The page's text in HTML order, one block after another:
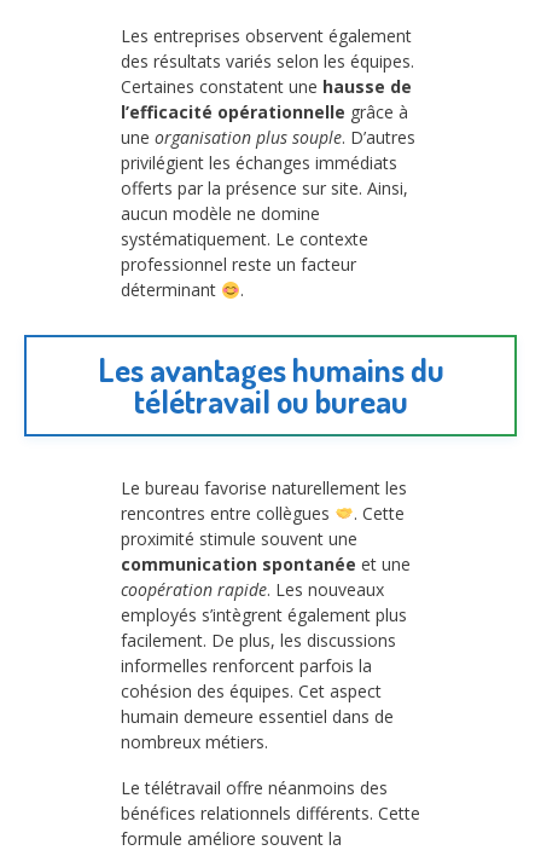
Les entreprises observent également
des résultats variés selon les équipes.
Certaines constatent une hausse de
l’efficacité opérationnelle grâce à
une organisation plus souple. D’autres
privilégient les échanges immédiats
offerts par la présence sur site. Ainsi,
aucun modèle ne domine
systématiquement. Le contexte
professionnel reste un facteur
déterminant
.
Les avantages humains du
télétravail ou bureau
Le bureau favorise naturellement les
rencontres entre collègues
. Cette
proximité stimule souvent une
communication spontanée et une
coopération rapide. Les nouveaux
employés s’intègrent également plus
facilement. De plus, les discussions
informelles renforcent parfois la
cohésion des équipes. Cet aspect
humain demeure essentiel dans de
nombreux métiers.
Le télétravail offre néanmoins des
bénéfices relationnels différents. Cette
formule améliore souvent la